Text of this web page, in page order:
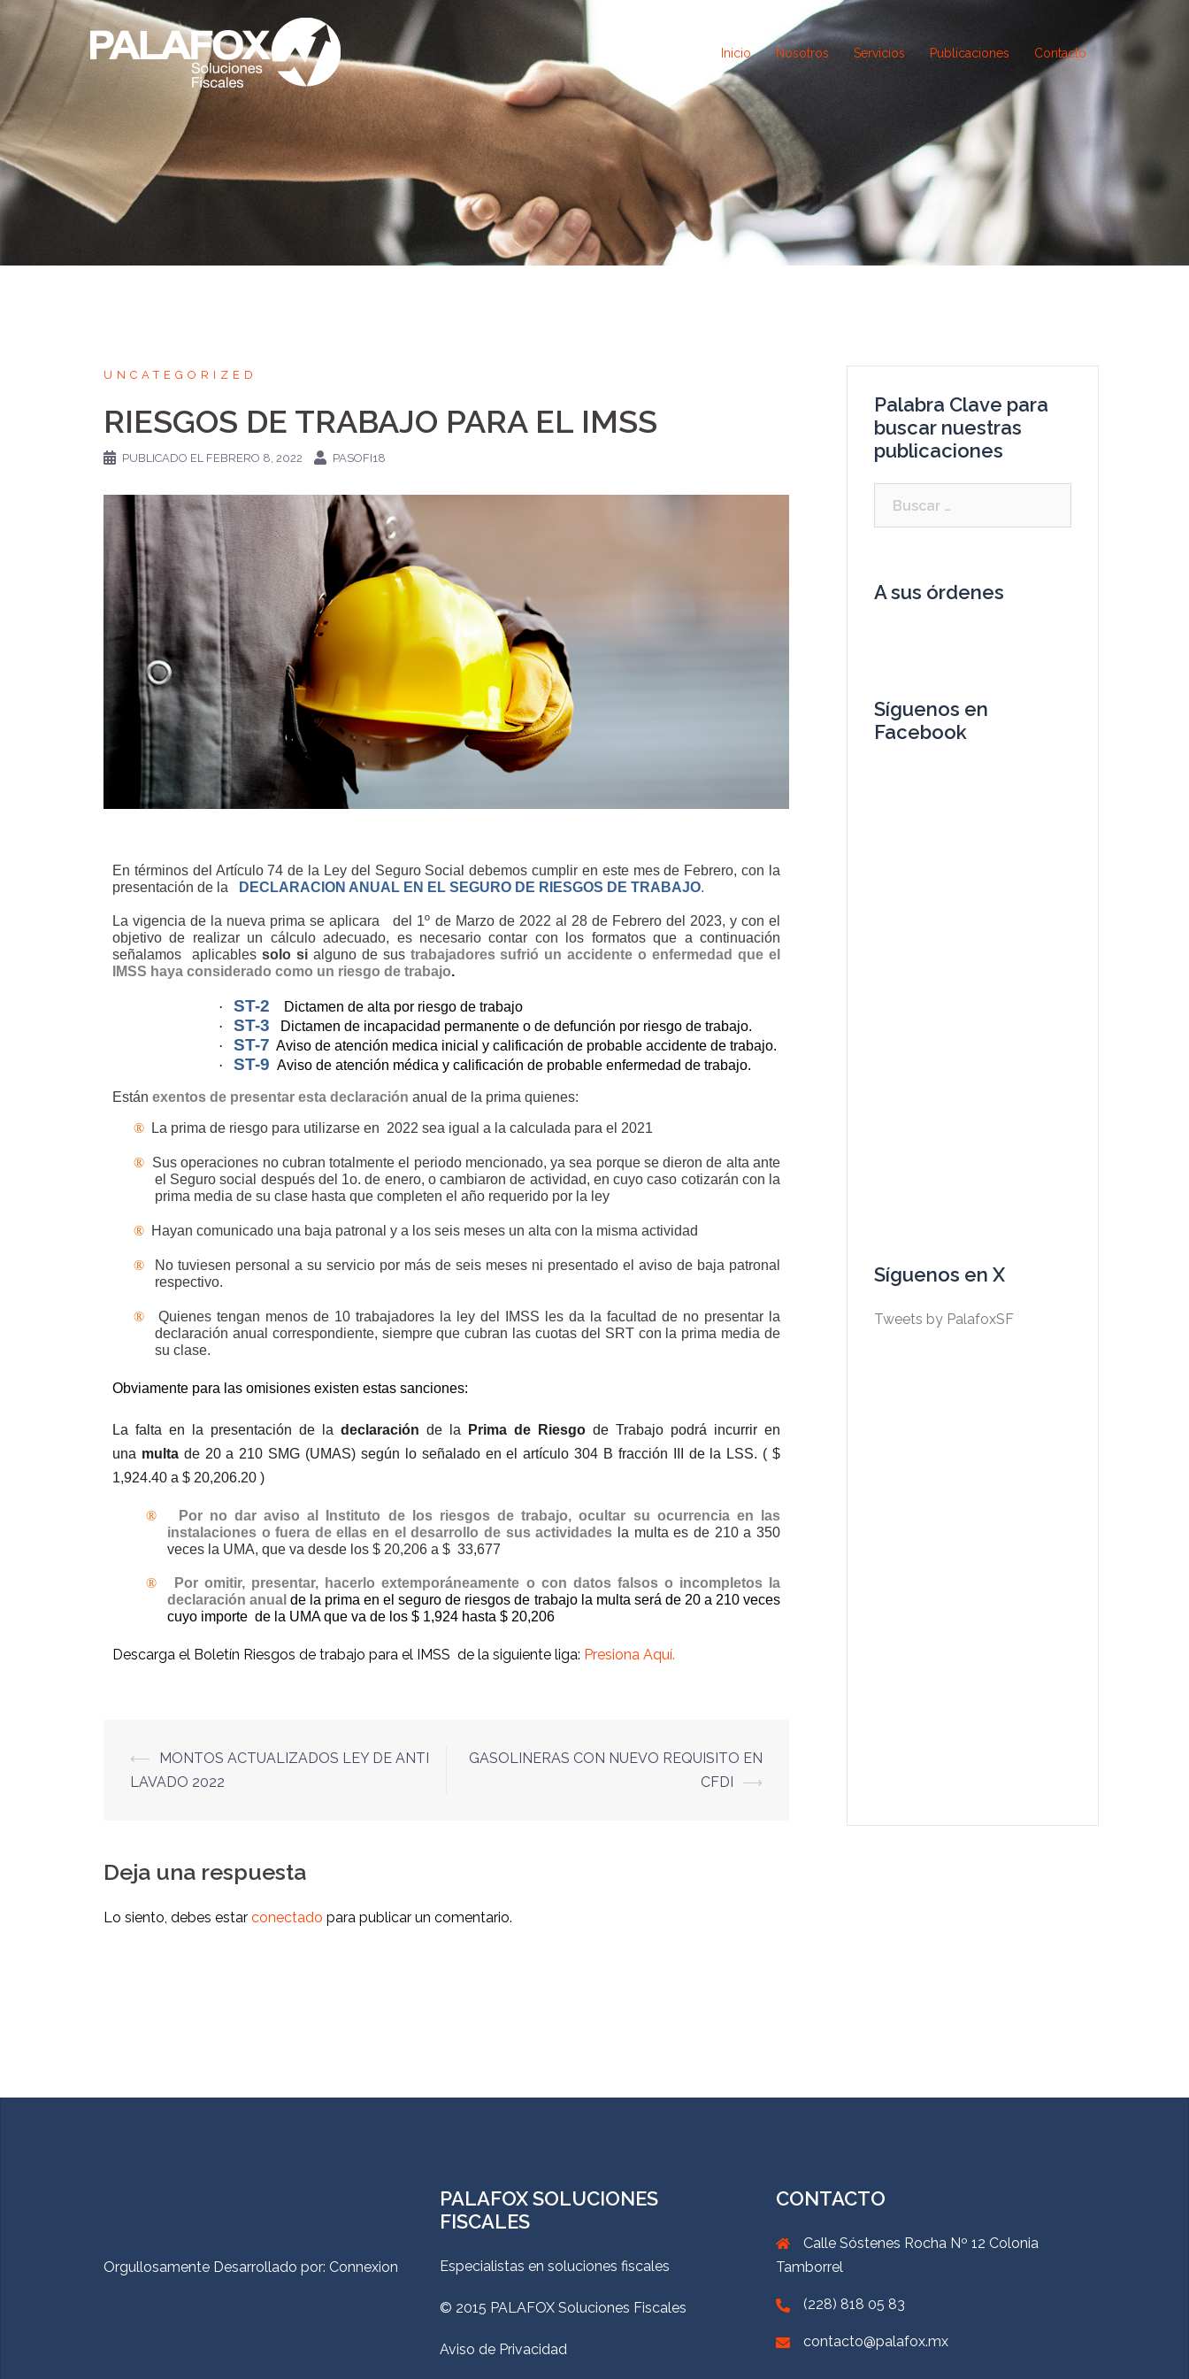
Inicio Nosotros Servicios Publicaciones Contacto
UNCATEGORIZED
RIESGOS DE TRABAJO PARA EL IMSS
PUBLICADO EL FEBRERO 8, 2022 PASOFI18
En términos del Artículo 74 de la Ley del Seguro Social debemos cumplir en este mes de Febrero, con la
presentación de la
DECLARACION ANUAL EN EL SEGURO DE RIESGOS DE TRABAJO.
La vigencia de la nueva prima se aplicara
del 1º de Marzo de 2022 al 28 de Febrero del 2023, y con el
objetivo de realizar un cálculo adecuado, es necesario contar con los formatos que a continuación
señalamos
aplicables solo si alguno de sus trabajadores sufrió un accidente o enfermedad que el
IMSS haya considerado como un riesgo de trabajo.
· ST-2
Dictamen de alta por riesgo de trabajo
·
ST-3
Dictamen de incapacidad permanente o de defunción por riesgo de trabajo.
·
ST-7 Aviso de atención medica inicial y calificación de probable accidente de trabajo.
·
ST-9 Aviso de atención médica y calificación de probable enfermedad de trabajo.
Están exentos de presentar esta declaración anual de la prima quienes:
® La prima de riesgo para utilizarse en 2022 sea igual a la calculada para el 2021
® Sus operaciones no cubran totalmente el periodo mencionado, ya sea porque se dieron de alta ante
el Seguro social después del 1o. de enero, o cambiaron de actividad, en cuyo caso cotizarán con la
prima media de su clase hasta que completen el año requerido por la ley
® Hayan comunicado una baja patronal y a los seis meses un alta con la misma actividad
®
No tuviesen personal a su servicio por más de seis meses ni presentado el aviso de baja patronal
respectivo.
®
Quienes tengan menos de 10 trabajadores la ley del IMSS les da la facultad de no presentar la
declaración anual correspondiente, siempre que cubran las cuotas del SRT con la prima media de
su clase.
Obviamente para las omisiones existen estas sanciones:
La falta en la presentación de la declaración de la Prima de Riesgo de Trabajo podrá incurrir en
una multade 20 a 210 SMG (UMAS) según lo señalado en el artículo 304 B fracción III de la LSS. ( $
1,924.40 a $ 20,206.20 )
®
Por no dar aviso al Instituto de los riesgos de trabajo, ocultar su ocurrencia en las
instalaciones o fuera de ellas en el desarrollo de sus actividades la multa es de 210 a 350
veces la UMA, que va desde los $ 20,206 a $ 33,677
®
Por omitir, presentar, hacerlo extemporáneamente o con datos falsos o incompletos la
declaración anual de la prima en el seguro de riesgos de trabajo la multa será de 20 a 210 veces
cuyo importe de la UMA que va de los $ 1,924 hasta $ 20,206
Descarga el Boletín Riesgos de trabajo para el IMSS de la siguiente liga: Presiona Aquí.
⟵
MONTOS ACTUALIZADOS LEY DE ANTI
LAVADO 2022
GASOLINERAS CON NUEVO REQUISITO EN
CFDI
⟶
Deja una respuesta
Lo siento, debes estar conectado para publicar un comentario.
Palabra Clave para
buscar nuestras
publicaciones
A sus órdenes
Síguenos en
Facebook
Síguenos en X
Tweets by PalafoxSF
Orgullosamente Desarrollado por: Connexion
PALAFOX SOLUCIONES
FISCALES
Especialistas en soluciones fiscales
© 2015 PALAFOX Soluciones Fiscales
Aviso de Privacidad
CONTACTO
Calle Sóstenes Rocha Nº 12 Colonia
Tamborrel
(228) 818 05 83
contacto@palafox.mx